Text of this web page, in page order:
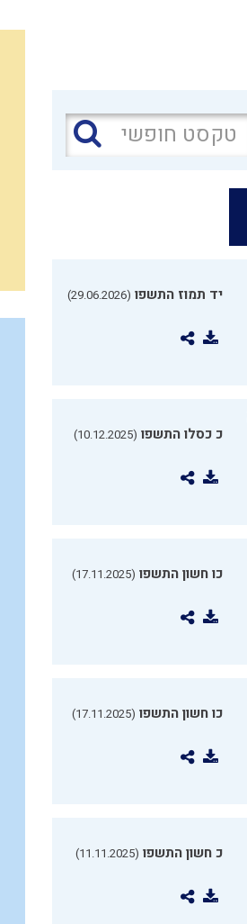
יד תמוז התשפו (29.06.2026)
כ כסלו התשפו (10.12.2025)
כו חשון התשפו (17.11.2025)
כו חשון התשפו (17.11.2025)
כ חשון התשפו (11.11.2025)